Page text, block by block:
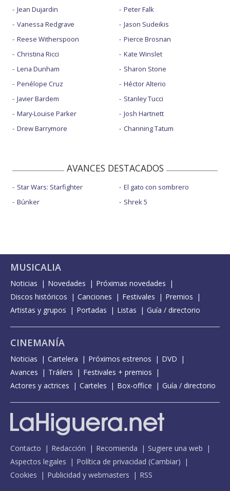
Jean Dujardin
Vanessa Redgrave
Reese Witherspoon
Christina Ricci
Lena Dunham
Penélope Cruz
Javier Bardem
Mary-Louise Parker
Drew Barrymore
Peter Falk
Jason Sudeikis
Pierce Brosnan
Kate Winslet
Sharon Stone
Héctor Alterio
Stanley Tucci
Josh Hartnett
Channing Tatum
AVANCES DESTACADOS
Star Wars: Starfighter
Búnker
El gato con sombrero
Shrek 5
MUSICALIA
Noticias Novedades
Próximas novedades
Discos históricos
Canciones Festivales
Premios
Artistas y grupos
Portadas Listas Guía / directorio
CINEMANÍA
Noticias Cartelera Próximos estrenos
DVD
Avances
Tráilers
Festivales + premios
Actores y actrices
Carteles Box-office Guía / directorio
Contacto Redacción Recomienda
Sugiere una web
Aspectos legales
Política de privacidad (Cambiar)
Cookies
Publicidad y webmasters RSS